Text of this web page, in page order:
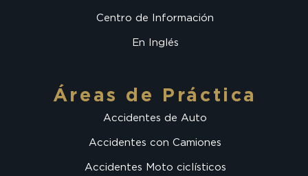
Centro de Información
En Inglés
Áreas de Práctica
Accidentes de Auto
Accidentes con Camiones
Accidentes Moto ciclísticos